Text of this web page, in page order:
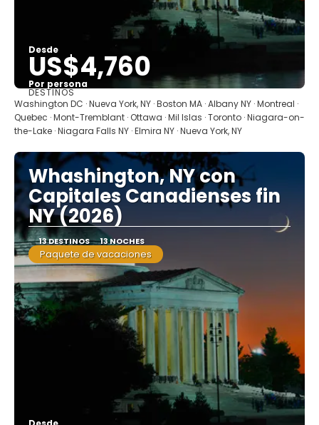
Desde
US$4,760
Por persona
Ver
DESTINOS
Washington DC · Nueva York, NY · Boston MA · Albany NY · Montreal ·
Quebec · Mont-Tremblant · Ottawa · Mil Islas · Toronto · Niagara-on-
the-Lake · Niagara Falls NY · Elmira NY · Nueva York, NY
Whashington, NY con
Capitales Canadienses fin
NY (2026)
13 DESTINOS 13 NOCHES
Paquete de vacaciones